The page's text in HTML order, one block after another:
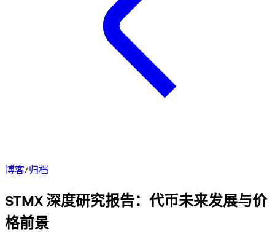
博客/归档
STMX 深度研究报告：代币未来发展与价
格前景